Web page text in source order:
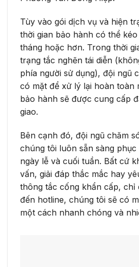
Tùy vào gói dịch vụ và hiện
thời gian bảo hành có thể
tháng hoặc hơn. Trong thời
trạng tắc nghẽn tái diễn
phía người sử dụng), đội ngũ
có mặt để xử lý lại hoàn toàn
bảo hành sẽ được cung cấp
giao.
Bên cạnh đó, đội ngũ chăm
chúng tôi luôn sẵn sàng
ngày lễ và cuối tuần. Bất cứ
vấn, giải đáp thắc mắc hay
thông tắc cống khẩn cấp, chỉ
đến hotline, chúng tôi sẽ có
một cách nhanh chóng và